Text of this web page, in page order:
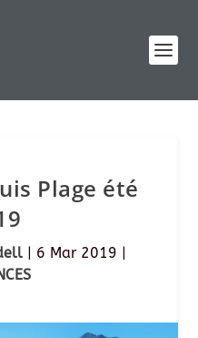
Plage été
| 6 Mar 2019 |